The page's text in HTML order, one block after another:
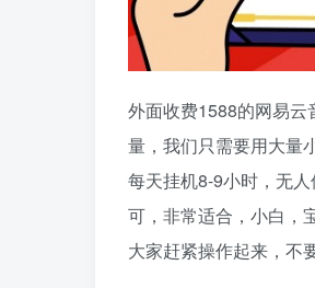
外面收费1588的网易
量，我们只需要用大量
每天挂机8-9小时，无
可，非常适合，小白，
大家赶紧操作起来，不